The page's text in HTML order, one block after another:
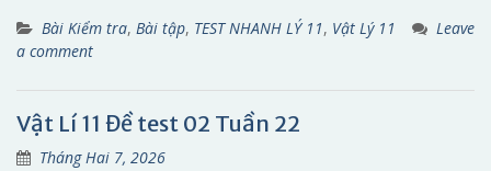
Bài Kiểm tra, Bài tập, TEST NHANH LÝ 11, Vật Lý 11
Leave
a comment
Vật Lí 11 Đề test 02 Tuần 22
Tháng Hai 7, 2026